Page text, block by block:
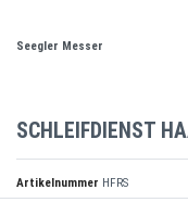
Seegler Messer
SCHLEIFDIENST
Artikelnummer HFRS